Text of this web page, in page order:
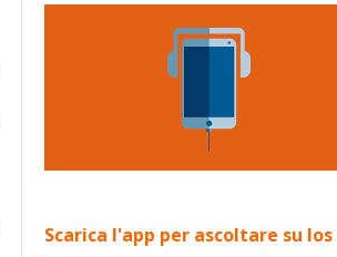
Scarica l'app per ascoltare su Ios